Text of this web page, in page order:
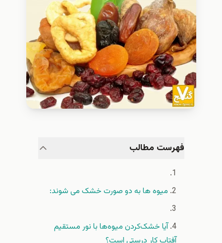
فهرست مطالب
میوه ها به دو صورت خشک می شوند:
آیا خشک‌کردن میوه‌ها با نور مستقیم